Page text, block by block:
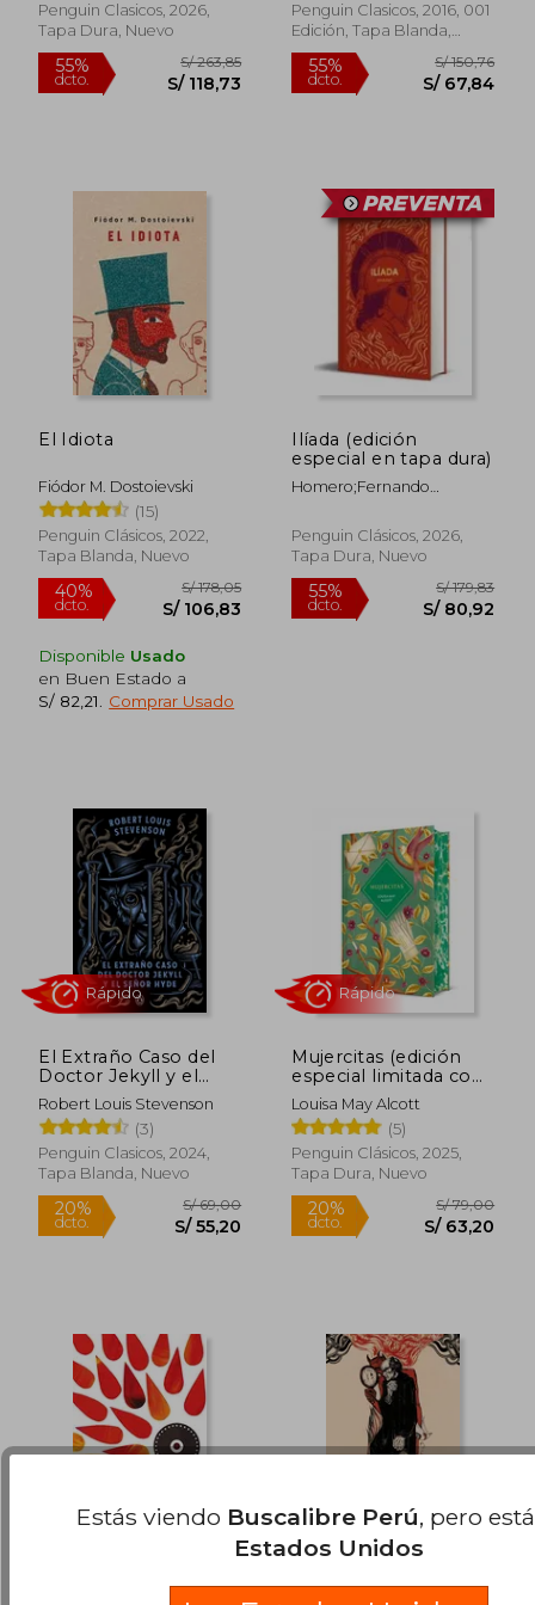
20% 40%
dcto. S/
Penguin Clasicos, 2026,
Tapa Dura, Nuevo
S/ 263,85
Penguin Clasicos, 2016, 001
Edición, Tapa Blanda,
Nuevo
El Idiota
Fiódor M. Dostoievski
(15)
Penguin Clásicos, 2022,
Tapa Blanda, Nuevo
Disponible Usado
en Buen Estado a
S/ 82,21
Comprar Usado
Ilíada (edición
especial en tapa dura)
Homero;Fernando
Penguin Clásicos, 2026,
Tapa Dura, Nuevo
El Extraño Caso del
Doctor Jekyll y el
Señor Hyde
Robert Louis Stevenson
(3)
Penguin Clasicos, 2024,
Tapa Blanda, Nuevo
Mujercitas (edición
especial limitada con
cantos tintados)
Louisa May Alcott
(5)
Penguin Clásicos, 2025,
Tapa Dura, Nuevo
Fausto (edición
Estás viendo Buscalibre Perú, pero
Estados Unidos